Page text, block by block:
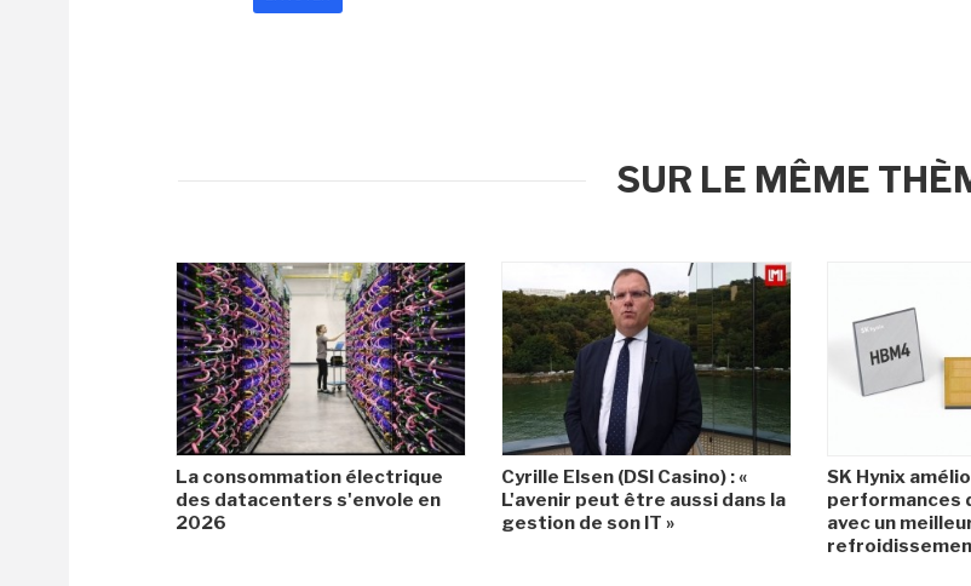
SUR LE MÊME
La consommation électrique
des datacenters s'envole en
2026
Cyrille Elsen (DSI Casino) : «
L'avenir peut être aussi dans la
gestion de son IT »
SK Hynix
performances
avec un